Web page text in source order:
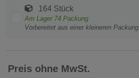
164 Stück
Am Lager 74 Packung
Vorbereitet aus einer kleineren Packung
Preis ohne MwSt.